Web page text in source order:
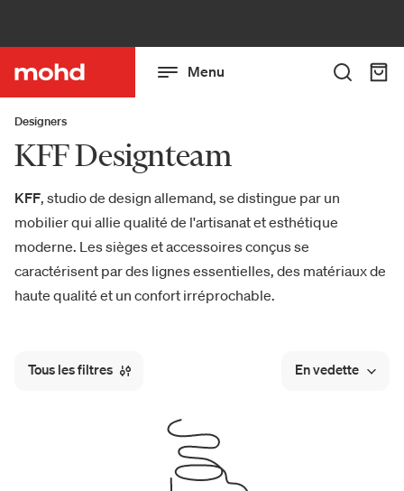
Menu
Designers
KFF Designteam
KFF, studio de design allemand, se distingue par un
mobilier qui allie qualité de l'artisanat et esthétique
moderne. Les sièges et accessoires conçus se
caractérisent par des lignes essentielles, des matériaux de
haute qualité et un confort irréprochable.
Tous les filtres En vedette